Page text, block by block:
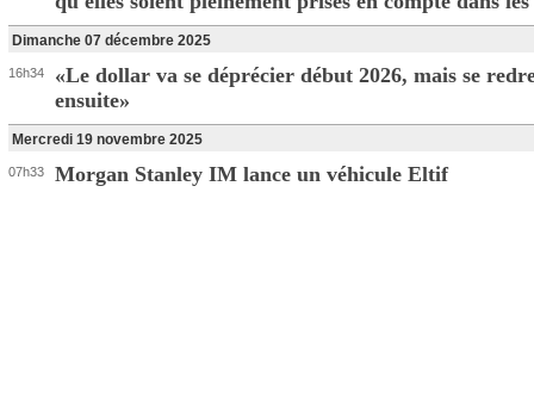
Dimanche 07 décembre 2025
16h34
«Le dollar va se déprécier début 2026, mais se
ensuite»
Mercredi 19 novembre 2025
07h33 Morgan Stanley IM lance un véhicule Eltif